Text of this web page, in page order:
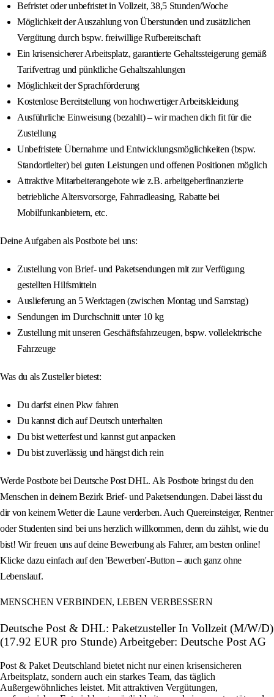
Befristet oder unbefristet in Vollzeit, 38,5 Stunden/Woche
Möglichkeit der Auszahlung von Überstunden und zusätzlichen
Vergütung durch bspw. freiwillige Rufbereitschaft
Ein krisensicherer Arbeitsplatz, garantierte Gehaltssteigerung gemäß
Tarifvertrag und pünktliche Gehaltszahlungen
Möglichkeit der Sprachförderung
Kostenlose Bereitstellung von hochwertiger Arbeitskleidung
Ausführliche Einweisung (bezahlt) – wir machen dich fit für die
Zustellung
Unbefristete Übernahme und Entwicklungsmöglichkeiten (bspw.
Standortleiter) bei guten Leistungen und offenen Positionen möglich
Attraktive Mitarbeiterangebote wie z.B. arbeitgeberfinanzierte
betriebliche Altersvorsorge, Fahrradleasing, Rabatte bei
Mobilfunkanbietern, etc.
Deine Aufgaben als Postbote bei uns:
Zustellung von Brief- und Paketsendungen mit zur Verfügung
gestellten Hilfsmitteln
Auslieferung an 5 Werktagen (zwischen Montag und Samstag)
Sendungen im Durchschnitt unter 10 kg
Zustellung mit unseren Geschäftsfahrzeugen, bspw. vollelektrische
Fahrzeuge
Was du als Zusteller bietest:
Du darfst einen Pkw fahren
Du kannst dich auf Deutsch unterhalten
Du bist wetterfest und kannst gut anpacken
Du bist zuverlässig und hängst dich rein
Werde Postbote bei Deutsche Post DHL. Als Postbote bringst du den
Menschen in deinem Bezirk Brief- und Paketsendungen. Dabei lässt du
dir von keinem Wetter die Laune verderben. Auch Quereinsteiger, Rentner
oder Studenten sind bei uns herzlich willkommen, denn du zählst, wie du
bist! Wir freuen uns auf deine Bewerbung als Fahrer, am besten online!
Klicke dazu einfach auf den 'Bewerben'-Button – auch ganz ohne
Lebenslauf.
MENSCHEN VERBINDEN, LEBEN VERBESSERN
Deutsche Post & DHL: Paketzusteller In Vollzeit (M/W/D)
(17.92 EUR pro Stunde) Arbeitgeber: Deutsche Post AG
Post & Paket Deutschland bietet nicht nur einen krisensicheren
Arbeitsplatz, sondern auch ein starkes Team, das täglich
Außergewöhnliches leistet. Mit attraktiven Vergütungen,